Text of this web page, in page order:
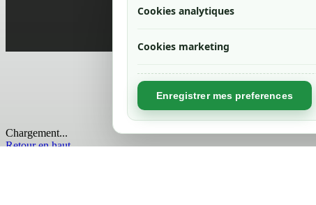
Cookies analytiques
Cookies marketing
Enregistrer mes preferences
Chargement...
Retour en haut